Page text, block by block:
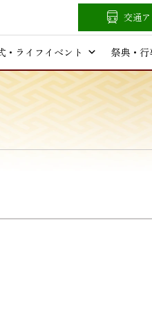
・ライフイベント 祭典・行
交通